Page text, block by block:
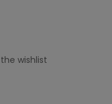
wishlist